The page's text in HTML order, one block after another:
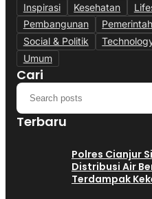
Inspirasi
Kesehatan
Pembangunan
Pemerintah
Social & Politik
Umum
Cari
Terbaru
Polres Cianjur
Distribusi Air
Terdampak